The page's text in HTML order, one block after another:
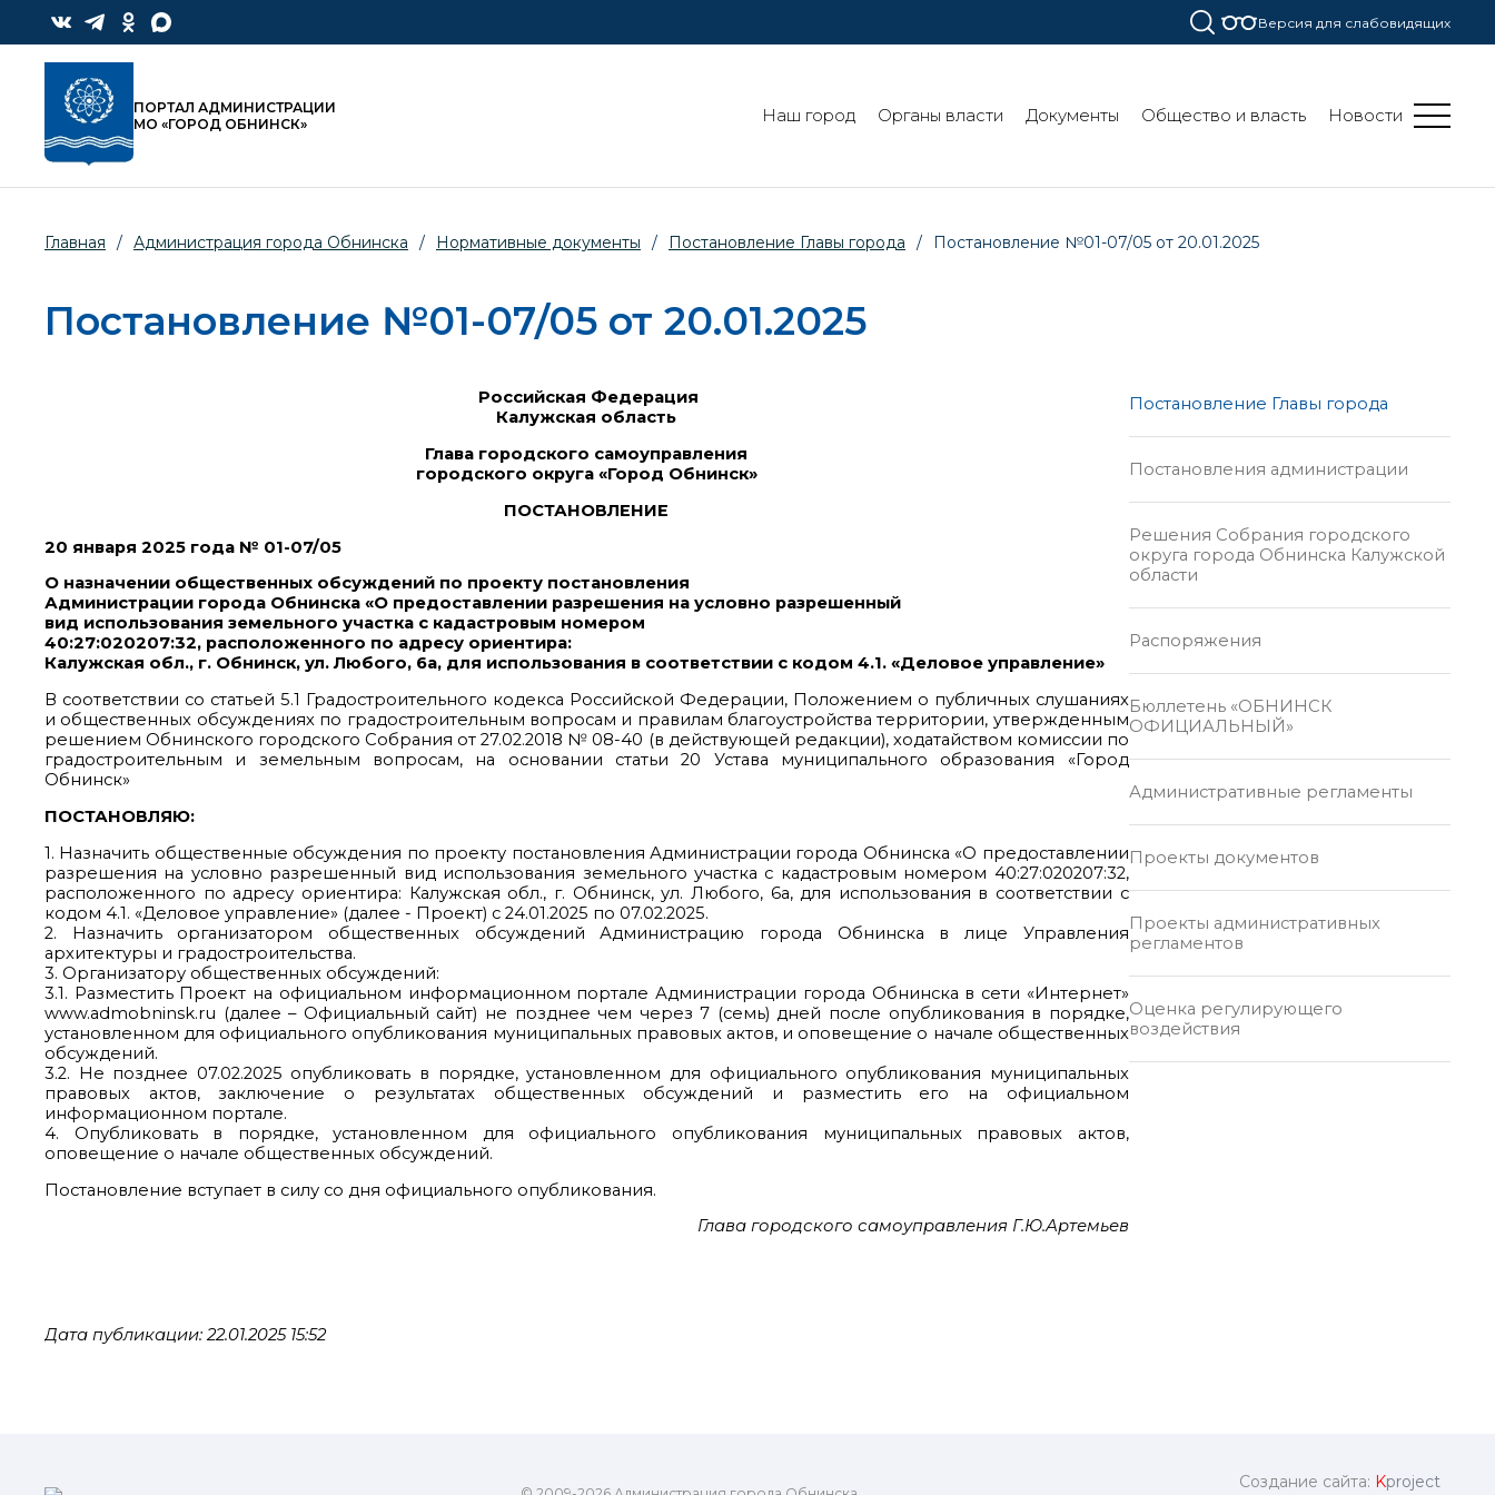
Версия для слабовидящих
ПОРТАЛ АДМИНИСТРАЦИИ
МО «ГОРОД ОБНИНСК»
Наш город Органы власти Документы Общество и власть Новости
Главная / Администрация города Обнинска / Нормативные документы / Постановление Главы города / Постановление №01-07/05 от 20.01.2025
Постановление №01-07/05 от 20.01.2025
Российская Федерация
Калужская область
Глава городского самоуправления
городского округа «Город Обнинск»
ПОСТАНОВЛЕНИЕ
20 января 2025 года № 01-07/05
О назначении общественных обсуждений по проекту постановления
Администрации города Обнинска «О предоставлении разрешения на условно разрешенный
вид использования земельного участка с кадастровым номером
40:27:020207:32, расположенного по адресу ориентира:
Калужская обл., г. Обнинск, ул. Любого, 6а, для использования в соответствии с кодом 4.1. «Деловое управление»
В соответствии со статьей 5.1 Градостроительного кодекса Российской Федерации, Положением о публичных слушаниях
и общественных обсуждениях по градостроительным вопросам и правилам благоустройства территории, утвержденным
решением Обнинского городского Собрания от 27.02.2018 № 08-40 (в действующей редакции), ходатайством комиссии по
градостроительным и земельным вопросам, на основании статьи 20 Устава муниципального образования «Город
Обнинск»
ПОСТАНОВЛЯЮ:
1. Назначить общественные обсуждения по проекту постановления Администрации города Обнинска «О предоставлении
разрешения на условно разрешенный вид использования земельного участка с кадастровым номером 40:27:020207:32,
расположенного по адресу ориентира: Калужская обл., г. Обнинск, ул. Любого, 6а, для использования в соответствии с
кодом 4.1. «Деловое управление» (далее - Проект) с 24.01.2025 по 07.02.2025.
2. Назначить организатором общественных обсуждений Администрацию города Обнинска в лице Управления
архитектуры и градостроительства.
3. Организатору общественных обсуждений:
3.1. Разместить Проект на официальном информационном портале Администрации города Обнинска в сети «Интернет»
www.admobninsk.ru (далее – Официальный сайт) не позднее чем через 7 (семь) дней после опубликования в порядке,
установленном для официального опубликования муниципальных правовых актов, и оповещение о начале общественных
обсуждений.
3.2. Не позднее 07.02.2025 опубликовать в порядке, установленном для официального опубликования муниципальных
правовых актов, заключение о результатах общественных обсуждений и разместить его на официальном
информационном портале.
4. Опубликовать в порядке, установленном для официального опубликования муниципальных правовых актов,
оповещение о начале общественных обсуждений.
Постановление вступает в силу со дня официального опубликования.
Глава городского самоуправления Г.Ю.Артемьев
Дата публикации: 22.01.2025 15:52
Постановление Главы города
Постановления администрации
Решения Собрания городского
округа города Обнинска Калужской
области
Распоряжения
Бюллетень «ОБНИНСК
ОФИЦИАЛЬНЫЙ»
Административные регламенты
Проекты документов
Проекты административных
регламентов
Оценка регулирующего
воздействия
Создание сайта: Kproject